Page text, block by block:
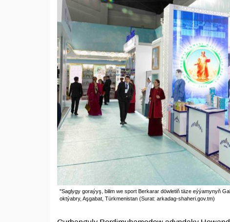
"Saglygy goraýyş, bilim we sport Berkarar döwletiň täze eýýamynyň
oktýabry, Aşgabat, Türkmenistan (Surat: arkadag-shaheri.gov.tm)